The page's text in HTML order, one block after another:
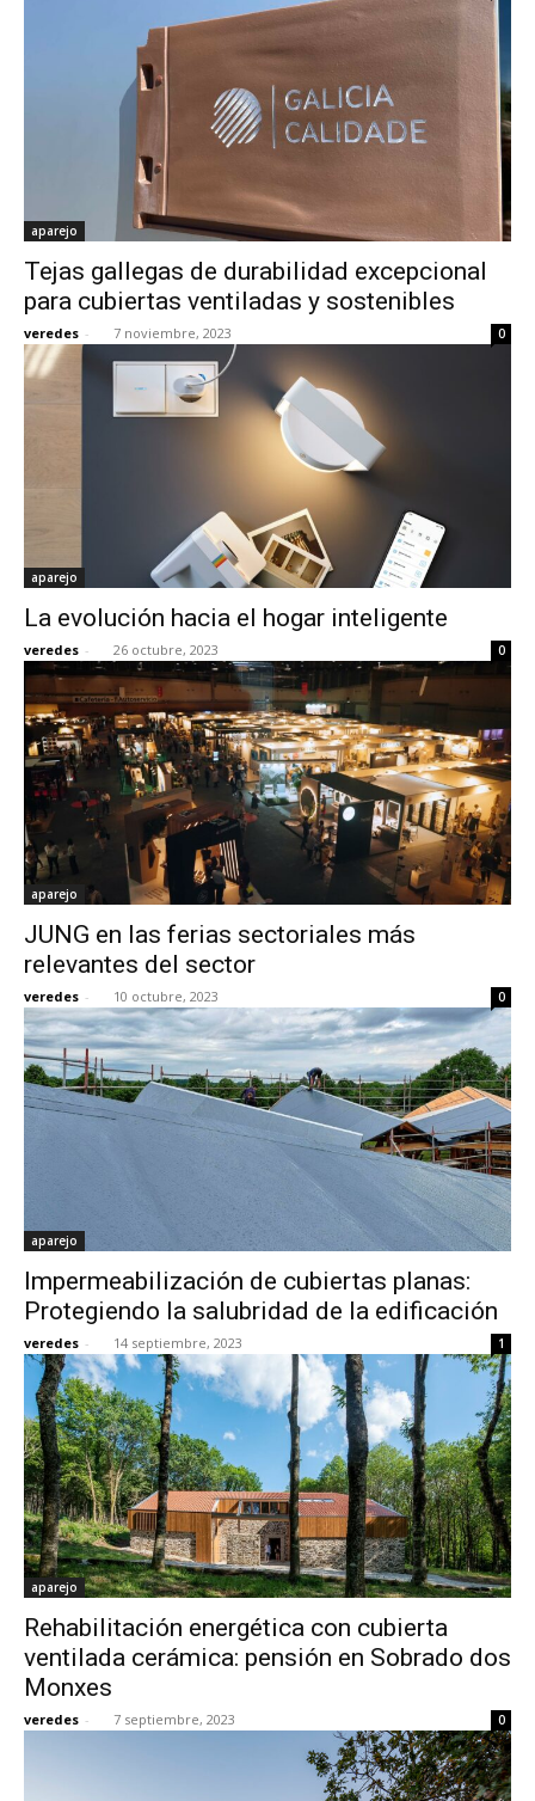
aparejo
Tejas gallegas de durabilidad excepcional
para cubiertas ventiladas y sostenibles
veredes - 7 noviembre, 2023 0
aparejo
La evolución hacia el hogar inteligente
veredes - 26 octubre, 2023 0
aparejo
JUNG en las ferias sectoriales más
relevantes del sector
veredes - 10 octubre, 2023 0
aparejo
Impermeabilización de cubiertas planas:
Protegiendo la salubridad de la edificación
veredes - 14 septiembre, 2023 1
aparejo
Rehabilitación energética con cubierta
ventilada cerámica: pensión en Sobrado dos
Monxes
veredes - 7 septiembre, 2023 0